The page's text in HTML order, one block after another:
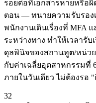
รอยต่อที่เอกสารหายหรือ
ตอน — ทนายความรับรอง
พนักงานเดินเรื่องที่ MFA
ระหว่างทาง ทำให้เวลารั
ดุลพินิจของสถานทูต/หน่วย
กับค่าเฉลี่ยอุตสาหกรรมที่
ภายในวันเดียว ไม่ต้องรอ
32